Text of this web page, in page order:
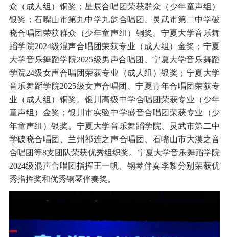
众（成人组）铜奖；星辰合唱团荣获群众（少年童声组）
银奖；石嘴山市第九中学九韵合唱团、灵武市第二中学破
晓合唱团荣获群众（少年童声组）铜奖。宁夏大学音乐舞
蹈学院2024级混声合唱团荣获专业（成人组）金奖；宁夏
大学音乐舞蹈学院2025级男声合唱团、宁夏大学音乐舞蹈
学院24级女声合唱团荣获专业（成人组）银奖；宁夏大学
音乐舞蹈学院2025级女声合唱团、宁夏青年合唱团荣获专
业（成人组）铜奖。银川高级中学合唱团荣获专业（少年
童声组）金奖；银川市实验中学盛音合唱团荣获专业（少
年童声组）银奖。宁夏大学音乐舞蹈学院、灵武市第二中
学破晓合唱团、兰州祁连之声合唱团、石嘴山市大漠之音
合唱团等8支团队荣获优秀组织奖。宁夏大学音乐舞蹈学院
2024级混声合唱团指挥王一帆、钢琴伴奏李黎分别荣获优
秀指挥奖和优秀钢琴伴奏奖。